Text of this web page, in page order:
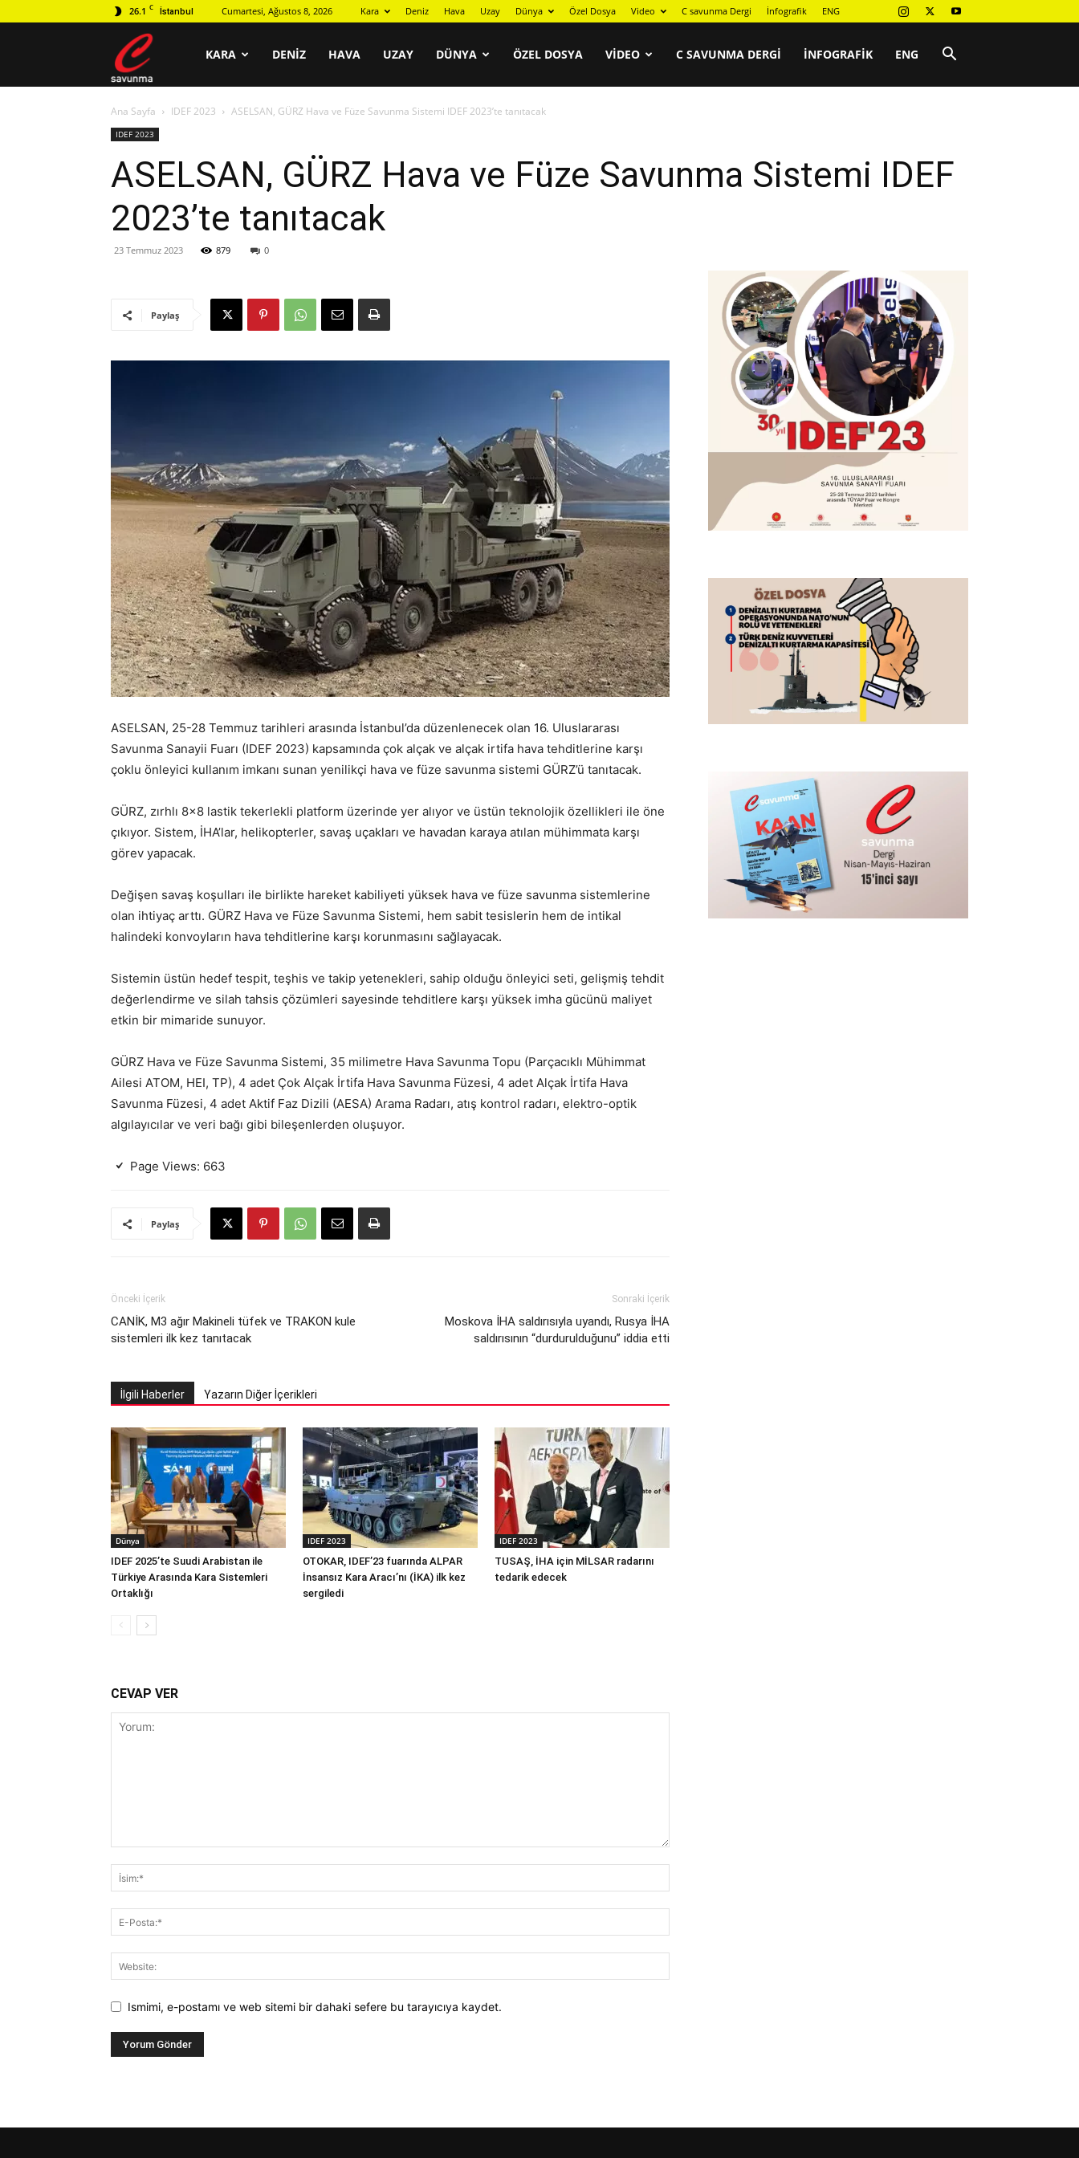
26.1 C İstanbul Cumartesi, Ağustos 8, 2026 Kara Deniz Hava Uzay Dünya Özel Dosya Video C savunma Dergi İnfografik ENG
savunma
KARA DENIZ HAVA UZAY DÜNYA ÖZEL DOSYA VIDEO C SAVUNMA DERGI İNFOGRAFIK ENG
Ana Sayfa IDEF 2023 ASELSAN, GÜRZ Hava ve Füze Savunma Sistemi IDEF 2023’te tanıtacak
IDEF 2023
ASELSAN, GÜRZ Hava ve Füze Savunma Sistemi IDEF
2023’te tanıtacak
23 Temmuz 2023 879 0
Paylaş
ASELSAN, 25-28 Temmuz tarihleri arasında İstanbul’da düzenlenecek olan 16. Uluslararası
Savunma Sanayii Fuarı (IDEF 2023) kapsamında çok alçak ve alçak irtifa hava tehditlerine karşı
çoklu önleyici kullanım imkanı sunan yenilikçi hava ve füze savunma sistemi GÜRZ’ü tanıtacak.
GÜRZ, zırhlı 8×8 lastik tekerlekli platform üzerinde yer alıyor ve üstün teknolojik özellikleri ile öne
çıkıyor. Sistem, İHA’lar, helikopterler, savaş uçakları ve havadan karaya atılan mühimmata karşı
görev yapacak.
Değişen savaş koşulları ile birlikte hareket kabiliyeti yüksek hava ve füze savunma sistemlerine
olan ihtiyaç arttı. GÜRZ Hava ve Füze Savunma Sistemi, hem sabit tesislerin hem de intikal
halindeki konvoyların hava tehditlerine karşı korunmasını sağlayacak.
Sistemin üstün hedef tespit, teşhis ve takip yetenekleri, sahip olduğu önleyici seti, gelişmiş tehdit
değerlendirme ve silah tahsis çözümleri sayesinde tehditlere karşı yüksek imha gücünü maliyet
etkin bir mimaride sunuyor.
GÜRZ Hava ve Füze Savunma Sistemi, 35 milimetre Hava Savunma Topu (Parçacıklı Mühimmat
Ailesi ATOM, HEI, TP), 4 adet Çok Alçak İrtifa Hava Savunma Füzesi, 4 adet Alçak İrtifa Hava
Savunma Füzesi, 4 adet Aktif Faz Dizili (AESA) Arama Radarı, atış kontrol radarı, elektro-optik
algılayıcılar ve veri bağı gibi bileşenlerden oluşuyor.
Page Views: 663
Paylaş
Önceki İçerik
CANİK, M3 ağır Makineli tüfek ve TRAKON kule
sistemleri ilk kez tanıtacak
Sonraki İçerik
Moskova İHA saldırısıyla uyandı, Rusya İHA
saldırısının “durdurulduğunu” iddia etti
İlgili Haberler Yazarın Diğer İçerikleri
Dünya
IDEF 2025’te Suudi Arabistan ile
Türkiye Arasında Kara Sistemleri
Ortaklığı
IDEF 2023
OTOKAR, IDEF’23 fuarında ALPAR
İnsansız Kara Aracı’nı (İKA) ilk kez
sergiledi
IDEF 2023
TUSAŞ, İHA için MİLSAR radarını
tedarik edecek
CEVAP VER
Ismimi, e-postamı ve web sitemi bir dahaki sefere bu tarayıcıya kaydet.